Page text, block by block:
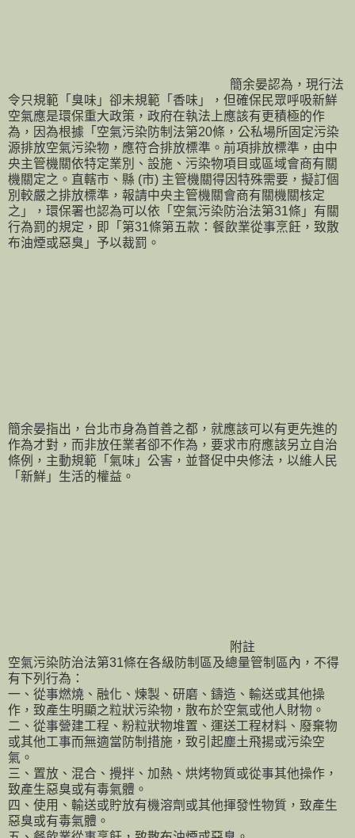
簡余晏認為，現行法
令只規範「臭味」卻未規範「香味」，但確保民眾呼吸新鮮
空氣應是環保重大政策，政府在執法上應該有更積極的作
為，因為根據「空氣污染防制法第20條，公私場所固定污染
源排放空氣污染物，應符合排放標準。前項排放標準，由中
央主管機關依特定業別、設施、污染物項目或區域會商有關
機關定之。直轄市、縣 (市) 主管機關得因特殊需要，擬訂個
別較嚴之排放標準，報請中央主管機關會商有關機關核定
之」，環保署也認為可以依「空氣污染防治法第31條」有關
行為罰的規定，即「第31條第五款：餐飲業從事烹飪，致散
布油煙或惡臭」予以裁罰。
簡余晏指出，台北市身為首善之都，就應該可以有更先進的
作為才對，而非放任業者卻不作為，要求市府應該另立自治
條例，主動規範「氣味」公害，並督促中央修法，以維人民
「新鮮」生活的權益。
附註
空氣污染防治法第31條在各級防制區及總量管制區內，不得
有下列行為：
一、從事燃燒、融化、煉製、研磨、鑄造、輸送或其他操
作，致產生明顯之粒狀污染物，散布於空氣或他人財物。
二、從事營建工程、粉粒狀物堆置、運送工程材料、廢棄物
或其他工事而無適當防制措施，致引起塵土飛揚或污染空
氣。
三、置放、混合、攪拌、加熱、烘烤物質或從事其他操作，
致產生惡臭或有毒氣體。
四、使用、輸送或貯放有機溶劑或其他揮發性物質，致產生
惡臭或有毒氣體。